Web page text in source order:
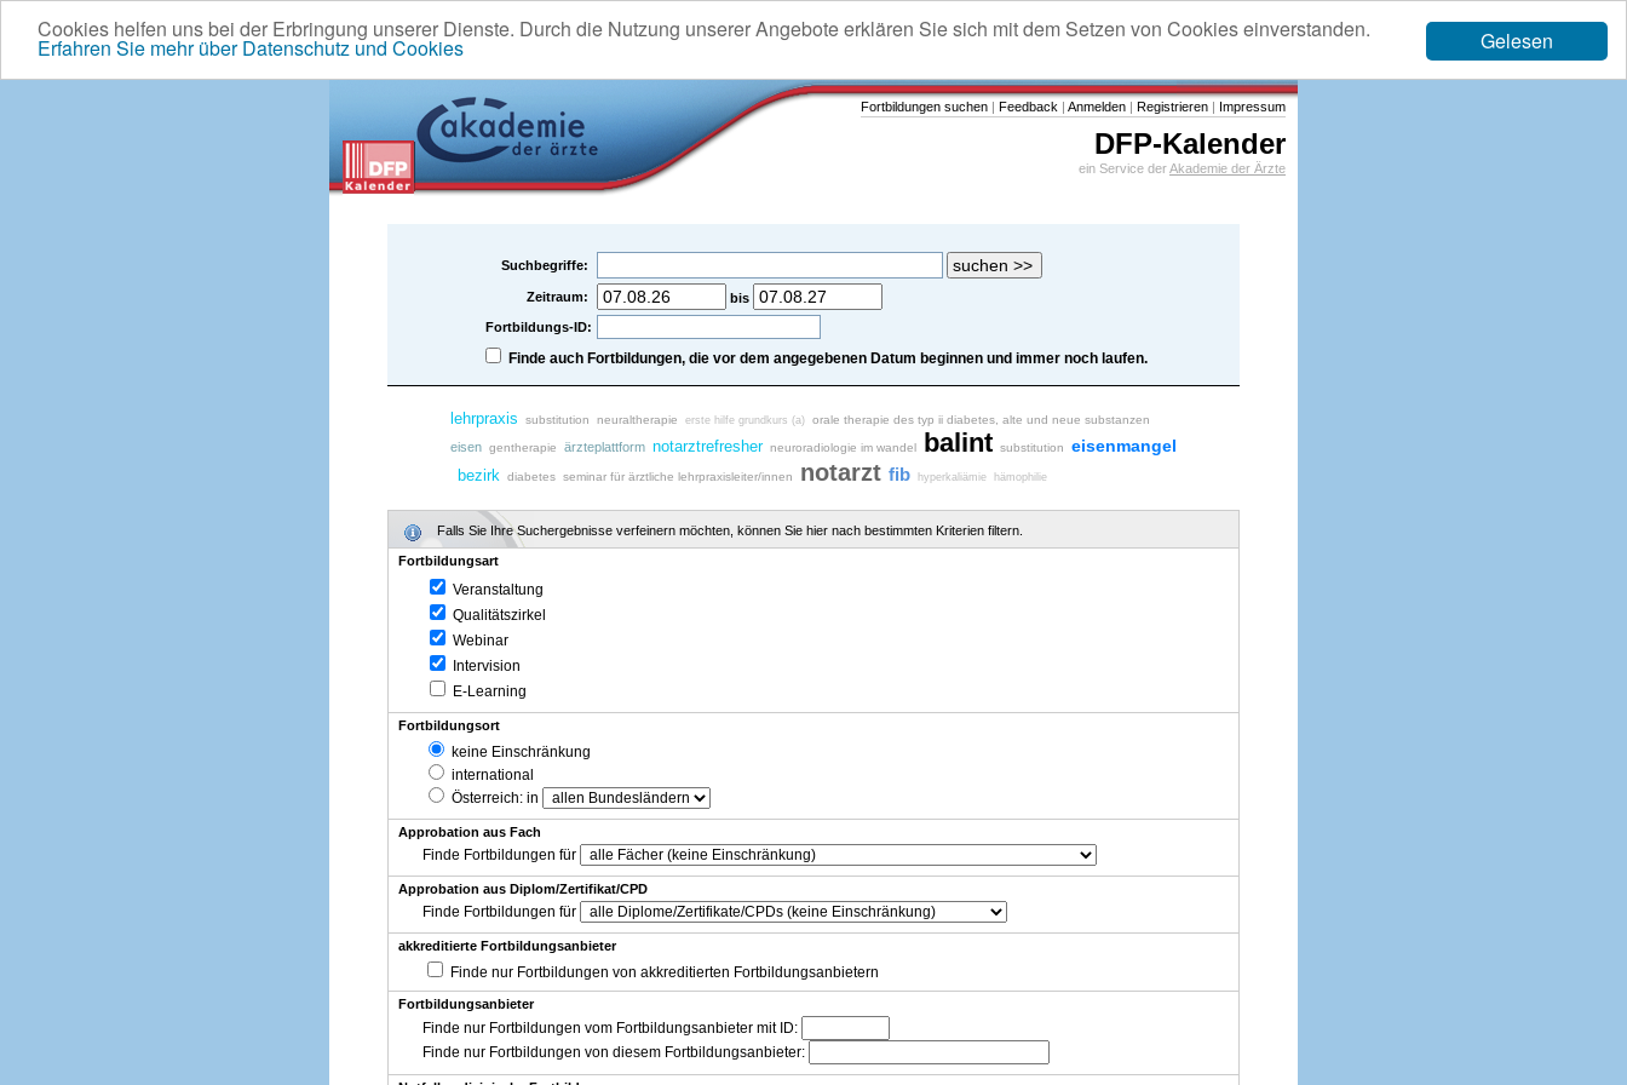
Gelesen
Cookies helfen uns bei der Erbringung unserer Dienste. Durch die Nutzung unserer Angebote erklären Sie sich mit dem Setzen von Cookies einverstanden.
Erfahren Sie mehr über Datenschutz und Cookies
Fortbildungen suchen | Feedback | Anmelden | Registrieren | Impressum
DFP-Kalender
ein Service derAkademie der Ärzte
Suchbegriffe:
Zeitraum:
bis
Fortbildungs-ID:
Finde auch Fortbildungen, die vor dem angegebenen Datum beginnen und immer noch laufen.
lehrpraxis substitution neuraltherapie erste hilfe grundkurs (a) orale therapie des typ ii diabetes, alte und neue substanzen
eisen gentherapie ärzteplattform notarztrefresher neuroradiologie im wandel balint substitution eisenmangel
bezirk diabetes seminar für ärztliche lehrpraxisleiter/innen notarzt fib hyperkaliämie hämophilie
Falls Sie Ihre Suchergebnisse verfeinern möchten, können Sie hier nach bestimmten Kriterien filtern.
Fortbildungsart
Veranstaltung
Qualitätszirkel
Webinar
Intervision
E-Learning
Fortbildungsort
keine Einschränkung
international
Österreich: in
Approbation aus Fach
Finde Fortbildungen für
Approbation aus Diplom/Zertifikat/CPD
Finde Fortbildungen für
akkreditierte Fortbildungsanbieter
Finde nur Fortbildungen von akkreditierten Fortbildungsanbietern
Fortbildungsanbieter
Finde nur Fortbildungen vom Fortbildungsanbieter mit ID:
Finde nur Fortbildungen von diesem Fortbildungsanbieter: